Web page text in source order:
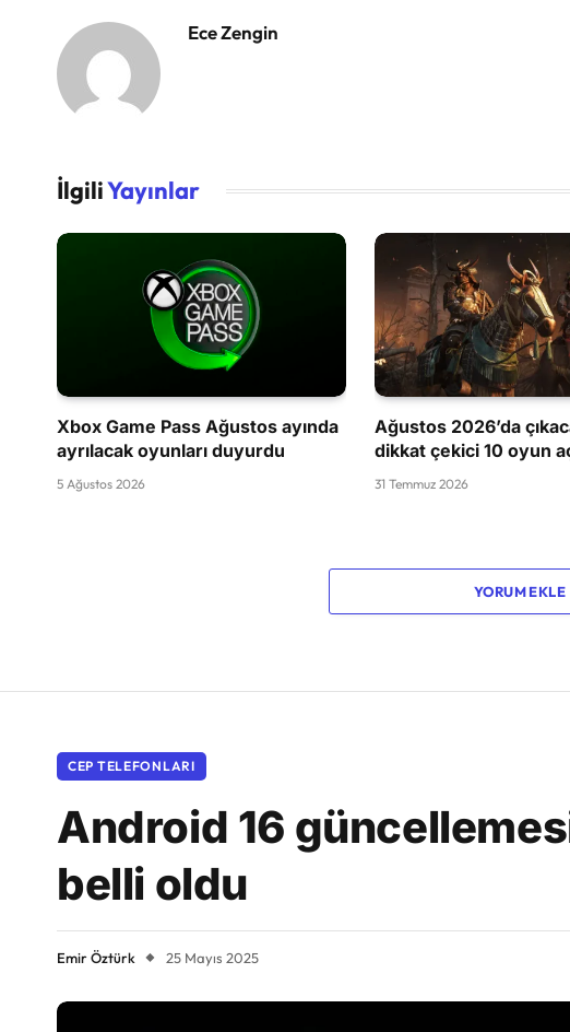
Ece Zengin
İlgiliYayınlar
Xbox Game Pass Ağustos ayında
ayrılacak oyunları duyurdu
5 Ağustos 2026
Ağustos 2026’da
dikkat çekici 10 oyun
31 Temmuz 2026
YORUM EKLE
CEP TELEFONLARI
Android 16
belli oldu
Emir Öztürk 25 Mayıs 2025